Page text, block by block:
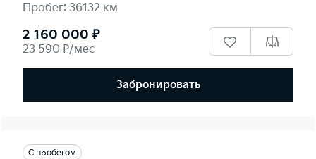
Пробег: 36132 км
2 160 000 ₽
23 590 ₽/мес
Забронировать
С пробегом